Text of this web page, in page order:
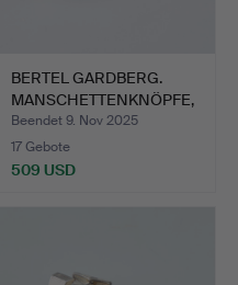
BERTEL GARDBERG.
MANSCHETTENKNÖPFE,
SILBER…
Beendet 9. Nov 2025
17 Gebote
509 USD